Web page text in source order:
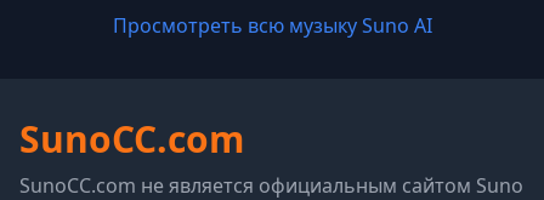
Просмотреть всю музыку Suno AI
SunoCC.com
SunoCC.com не является официальным сайтом Suno